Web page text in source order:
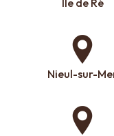
Île de Ré
Nieul-sur-